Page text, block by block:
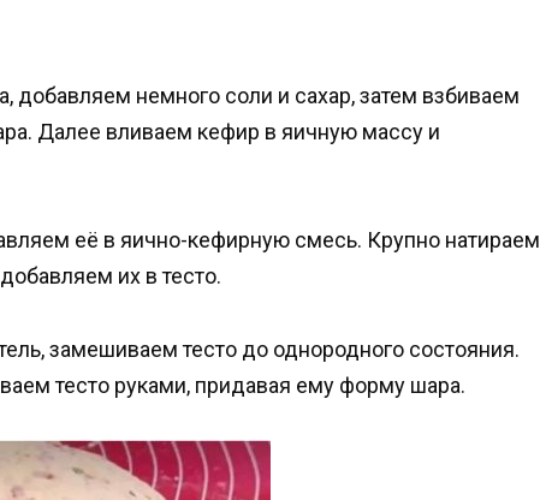
добавляем немного соли и сахар, затем взбиваем
Далее вливаем кефир в яичную массу и
её в яично-кефирную смесь. Крупно натираем
их в тесто.
замешиваем тесто до однородного состояния.
тесто руками, придавая ему форму шара.